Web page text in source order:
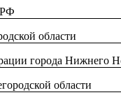
РФ
области
города Нижнего
области